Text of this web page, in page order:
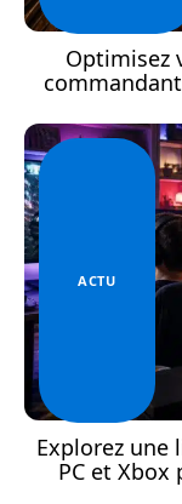
Optimisez
ACTU
Explorez une
PC et